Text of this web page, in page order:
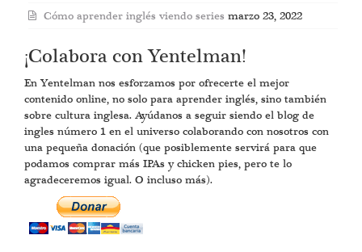
Cómo aprender inglés viendo series marzo 23, 2022
¡Colabora con Yentelman!
En Yentelman nos esforzamos por ofrecerte el mejor
contenido online, no solo para aprender inglés, sino también
sobre cultura inglesa. Ayúdanos a seguir siendo el blog de
ingles número 1 en el universo colaborando con nosotros con
una pequeña donación (que posiblemente servirá para que
podamos comprar más IPAs y chicken pies, pero te lo
agradeceremos igual. O incluso más).